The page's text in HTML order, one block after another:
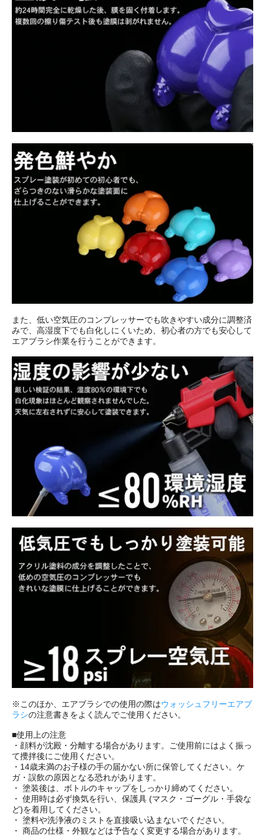
また、低い空気圧のコンプレッサーでも吹きやすい成分に調整済
みで、高湿度下でも白化しにくいため、初心者の方でも安心して
エアブラシ作業を行うことができます。
※このほか、エアブラシでの使用の際はウォッシュフリーエアブ
ラシの注意書きをよく読んでご使用ください。
■使用上の注意
・顔料が沈殿・分離する場合があります。ご使用前にはよく振っ
て攪拌後にご使用ください。
・14歳未満のお子様の手の届かない所に保管してください。ケ
ガ・誤飲の原因となる恐れがあります。
・ 塗装後は、ボトルのキャップをしっかり締めてください。
・ 使用時は必ず換気を行い、保護具 (マスク・ゴーグル・手袋な
ど)を着用してください。
・ 塗料や洗浄液のミストを直接吸い込まないでください。
・ 商品の仕様・外観などは予告なく変更する場合があります。